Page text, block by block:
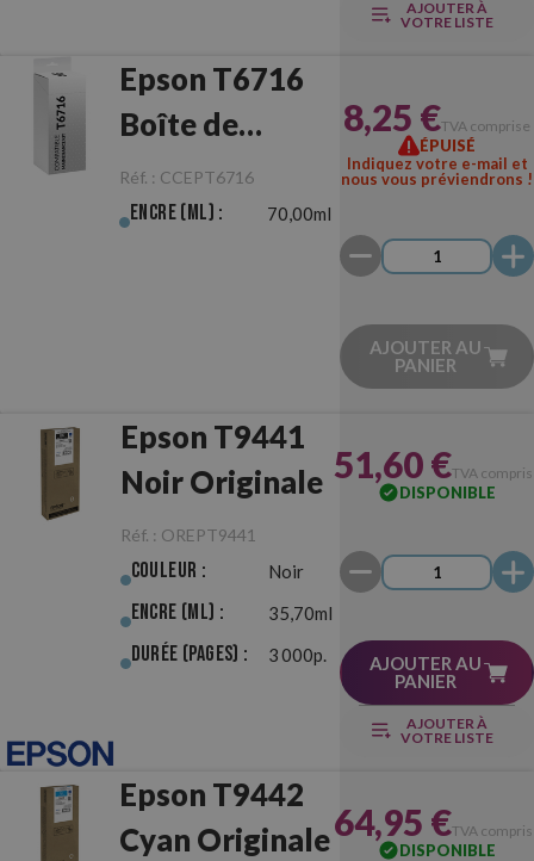
AJOUTER À
VOTRE LISTE
Epson T6716
Boîte de
Maintenance
Compatible
Réf. : CCEPT6716
Encre (ml) : 70,00ml
8,25 €TVA comprise
ÉPUISÉ
Indiquez votre e-mail et
nous vous préviendrons !
AJOUTER AU
PANIER
Epson T9441
Noir Originale
Réf. : OREPT9441
Couleur : Noir
Encre (ml) : 35,70ml
Durée (pages) : 3 000p.
51,60 €TVA
DISPONIBLE
AJOUTER AU
PANIER
AJOUTER À
VOTRE LISTE
Epson T9442
Cyan Originale64,95 €TVA
DISPONIBLE